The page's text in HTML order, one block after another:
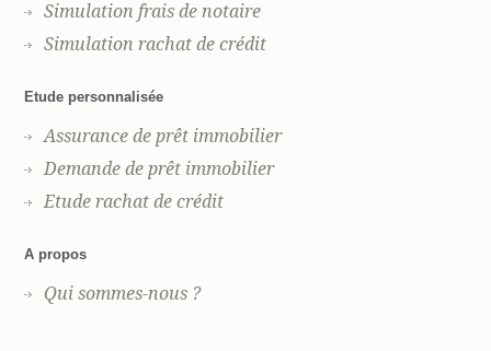
Simulation frais de notaire
Simulation rachat de crédit
Etude personnalisée
Assurance de prêt immobilier
Demande de prêt immobilier
Etude rachat de crédit
A propos
Qui sommes-nous ?